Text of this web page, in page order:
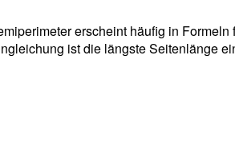
erscheint häufig in Formeln
ist die längste Seitenlänge